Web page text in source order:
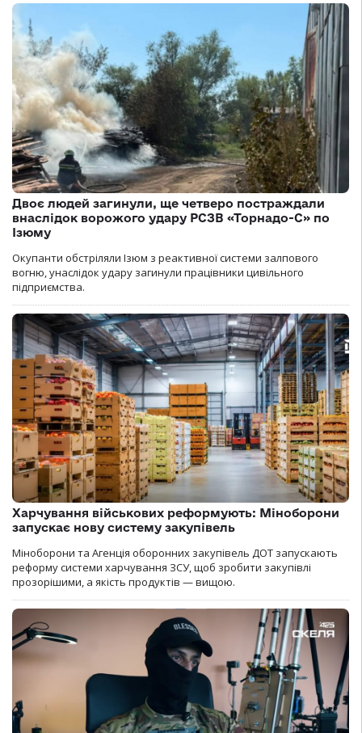
Двоє людей загинули, ще четверо постраждали
внаслідок ворожого удару РСЗВ «Торнадо-С» по
Ізюму
Окупанти обстріляли Ізюм з реактивної системи залпового
вогню, унаслідок удару загинули працівники цивільного
підприємства.
Харчування військових реформують: Міноборони
запускає нову систему закупівель
Міноборони та Агенція оборонних закупівель ДОТ запускають
реформу системи харчування ЗСУ, щоб зробити закупівлі
прозорішими, а якість продуктів — вищою.